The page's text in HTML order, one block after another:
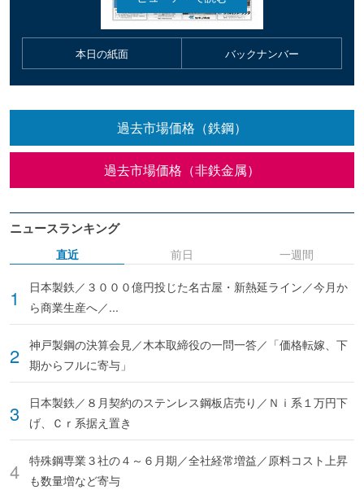
本日の紙面 バックナンバー
過去市場価格（鉄鋼）
過去市場価格（非鉄金属）
ニュースランキング
直近
日本製鉄／３０００億円投じた名古屋・新熱延ライン／今月か
ら商業生産へ／...
神戸製鋼の決算会見／木本取締役の一問一答／「価格転嫁、下
期からフルに寄与」
日本製鉄／８月契約のステンレス鋼板店売り／Ｎｉ系１万円下
げ、Ｃｒ系据え置き
特殊鋼専業３社の４～６月期／全社経常増益／原料コスト上昇
も数量増など寄与
前日 一週間